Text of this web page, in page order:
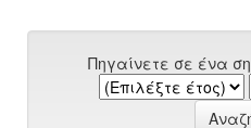
Πηγαίνετε σε ένα